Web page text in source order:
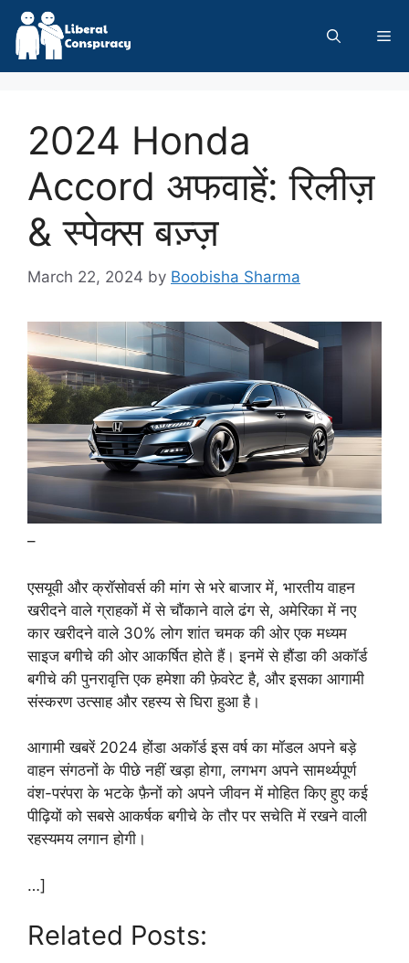
Skip
content
2024 Honda
Accord अफवाहें: रिलीज़
& स्पेक्स बज़्ज़
March 22, 2024 by Boobisha Sharma
–
एसयूवी और क्रॉसोवर्स की मांग से भरे बाजार में, भारतीय वाहन
खरीदने वाले ग्राहकों में से चौंकाने वाले ढंग से, अमेरिका में नए
कार खरीदने वाले 30% लोग शांत चमक की ओर एक मध्यम
साइज बगीचे की ओर आकर्षित होते हैं। इनमें से हौंडा की अकॉर्ड
बगीचे की पुनरावृत्ति एक हमेशा की फ़ेवरेट है, और इसका आगामी
संस्करण उत्साह और रहस्य से घिरा हुआ है।
आगामी खबरें 2024 होंडा अकॉर्ड इस वर्ष का मॉडल अपने बड़े
वाहन संगठनों के पीछे नहीं खड़ा होगा, लगभग अपने सामर्थ्यपूर्ण
वंश-परंपरा के भटके फ़ैनों को अपने जीवन में मोहित किए हुए कई
पीढ़ियों को सबसे आकर्षक बगीचे के तौर पर सचेति में रखने वाली
रहस्यमय लगान होगी।
…]
Related Posts: